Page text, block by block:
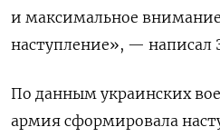
и максимальное
наступление», — написал
По данным украинских
армия сформировала